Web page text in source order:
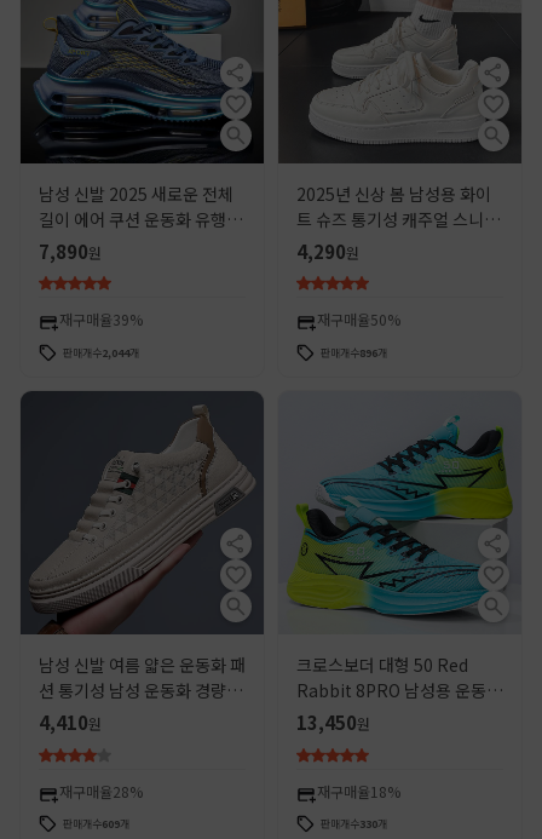
남성 신발 2025 새로운 전체
길이 에어 쿠션 운동화 유행 미
끄럼 방지 충격 흡수 캐주얼 스
포츠 신발 여름 아빠 유행 신발
7,890원
재구매율39%
판매개수2,044개
2025년 신상 봄 남성용 화이
트 슈즈 통기성 캐주얼 스니커
즈 스포츠 인싸 트렌드 슈즈 로
우탑 런닝화
4,290원
재구매율50%
판매개수896개
남성 신발 여름 얇은 운동화 패
션 통기성 남성 운동화 경량 올
매치 학생 레이스 업 트렌디 신
발 런닝 신발
4,410원
재구매율28%
판매개수609개
크로스보더 대형 50 Red
Rabbit 8PRO 남성용 운동화
확대 및 뚱뚱한 캐주얼 운동화
49 학생 여행 신발 48
13,450원
재구매율 18%
판매개수330개